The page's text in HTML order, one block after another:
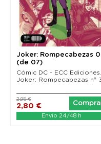
Joker: Rompecabezas
(de 07)
Cómic DC - ECC Ediciones.
Joker: Rompecabezas nº
2,80 €
2,95 €
Envío 24/48 h